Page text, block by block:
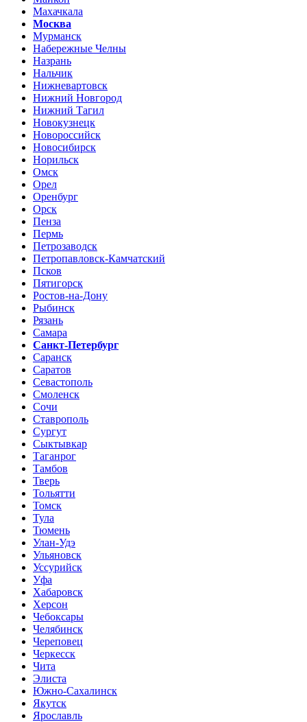
Махачкала
Москва
Мурманск
Набережные Челны
Назрань
Нальчик
Нижневартовск
Нижний Новгород
Нижний Тагил
Новокузнецк
Новороссийск
Новосибирск
Норильск
Омск
Орел
Оренбург
Орск
Пенза
Пермь
Петрозаводск
Петропавловск-Камчатский
Псков
Пятигорск
Ростов-на-Дону
Рыбинск
Рязань
Самара
Санкт-Петербург
Саранск
Саратов
Севастополь
Смоленск
Сочи
Ставрополь
Сургут
Сыктывкар
Таганрог
Тамбов
Тверь
Тольятти
Томск
Тула
Тюмень
Улан-Удэ
Ульяновск
Уссурийск
Уфа
Хабаровск
Херсон
Чебоксары
Челябинск
Череповец
Черкесск
Чита
Элиста
Южно-Сахалинск
Якутск
Ярославль